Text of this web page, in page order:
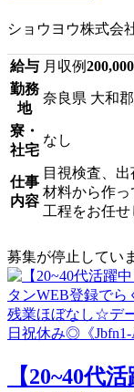
ショウヨウ株式会
給与 月収例200,000
勤務
地
奈良県 大和
寮・
社宅
なし
仕事
内容
目視検査、
材料から作
工程をお任
募集が停止してい
【20~40代